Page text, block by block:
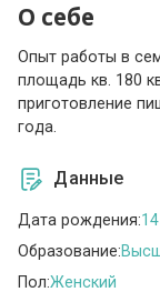
О себе
Опыт работы в
площадь кв. 180
приготовление
года.
Данные
Дата рождения:
Образование:
Пол:Женский